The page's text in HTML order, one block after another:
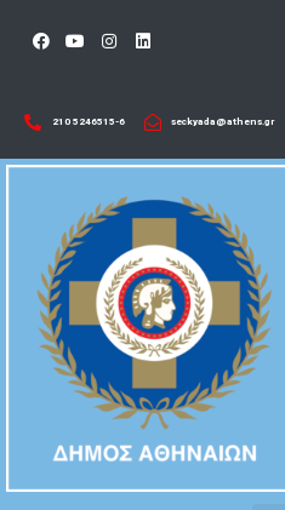
210 5246515-6​ seckyada@athens.gr